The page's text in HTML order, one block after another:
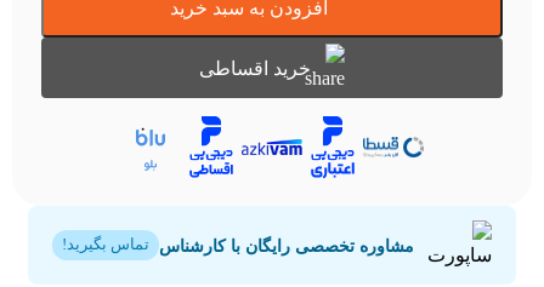
افزودن به سبد خرید
خرید اقساطی
مشاوره تخصصی رایگان با کارشناس تماس بگیرید!